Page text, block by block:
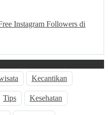
Instagram Followers di
Kecantikan
Tips Kesehatan